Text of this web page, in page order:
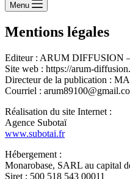
Menu
Mentions légales
Editeur : ARUM DIFFUSION
Site web : https://arum-
Directeur de la publication :
Courriel :
Réalisation du site Internet :
Agence Subotaï
www.subotai.fr
Hébergement :
Monarobase, SARL au capital
Siret : 500 518 543 00011